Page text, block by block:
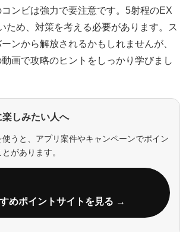
ンビは強力で要注意です。5射程のEX
ため、対策を考える必要があります。ス
ンから解放されるかもしれませんが、
画で攻略のヒントをしっかり学びまし
しみたい人へ
うと、アプリ案件やキャンペーンでポイン
があります。
めポイントサイトを見る →